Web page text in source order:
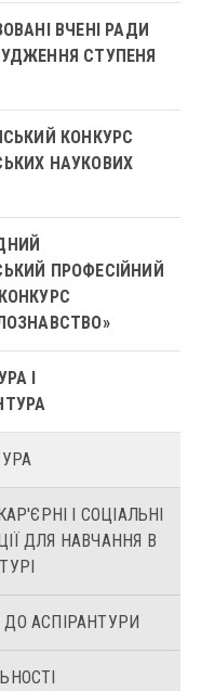
ВЧЕНІ РАДИ
СТУПЕНЯ
КОНКУРС
НАУКОВИХ
ПРОФЕСІЙНИЙ
І
І CОЦІАЛЬНІ
ДЛЯ НАВЧАННЯ В
АСПІРАНТУРИ